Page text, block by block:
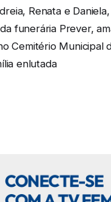
Renata e
funerária Prever,
Cemitério Municipal
enlutada